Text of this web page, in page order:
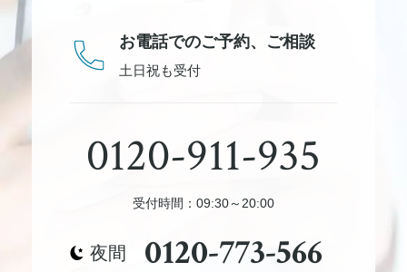
お電話でのご予約、 ご相談
土日祝も受付
0120-911-935
受付時間：09:30～20:00
夜間 0120-773-566